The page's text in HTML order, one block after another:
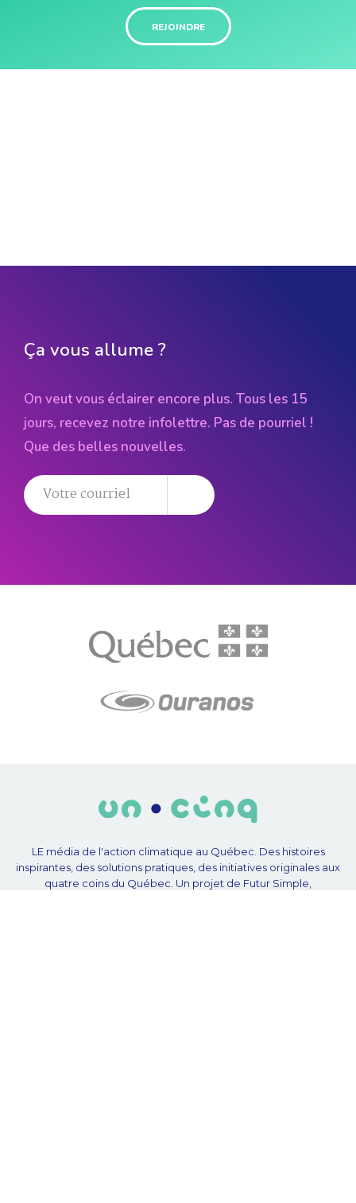
REJOINDRE
Ça vous allume ?
On veut vous éclairer encore plus. Tous les 15
jours, recevez notre infolettre. Pas de pourriel !
Que des belles nouvelles.
LE média de l'action climatique au Québec. Des histoires
inspirantes, des solutions pratiques, des initiatives originales aux
quatre coins du Québec. Un projet de Futur Simple,